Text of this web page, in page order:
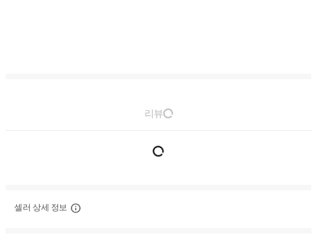
리뷰
셀러 상세 정보